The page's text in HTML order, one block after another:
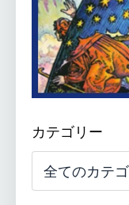
カテゴリー